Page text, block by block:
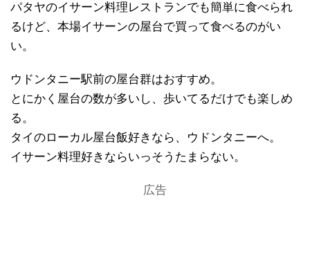
パタヤのイサーン料理レストランでも簡単に食べられ
るけど、本場イサーンの屋台で買って食べるのがい
い。
ウドンタニー駅前の屋台群はおすすめ。
とにかく屋台の数が多いし、歩いてるだけでも楽しめ
る。
タイのローカル屋台飯好きなら、ウドンタニーへ。
イサーン料理好きならいっそうたまらない。
広告